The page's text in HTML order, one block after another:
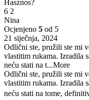
Hasznos?
6 2
Nina
Ocjenjeno 5 od 5
21 siječnja, 2024
Odlični ste, pružili ste mi
vlastitim rukama. Izradila
neću stati na t...More
Odlični ste, pružili ste mi
vlastitim rukama. Izradila
neću stati na tome,